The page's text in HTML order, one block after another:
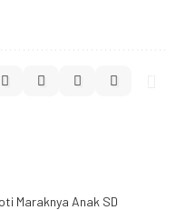
Maraknya Anak SD